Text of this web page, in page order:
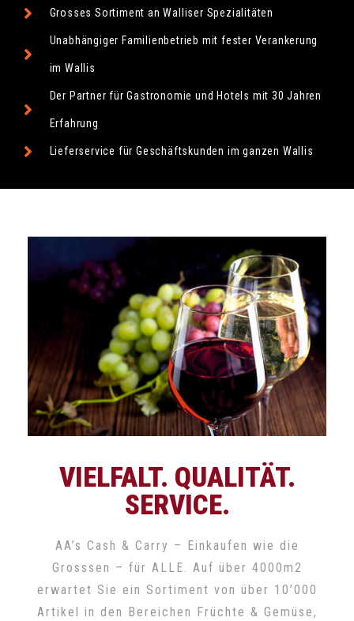
Grosses Sortiment an Walliser Spezialitäten
Unabhängiger Familienbetrieb mit fester Verankerung
im Wallis
Der Partner für Gastronomie und Hotels mit 30 Jahren
Erfahrung
Lieferservice für Geschäftskunden im ganzen Wallis
VIELFALT. QUALITÄT.
SERVICE.
AA’s Cash & Carry – Einkaufen wie die
Grosssen – für ALLE. Auf über 4000m2
erwartet Sie ein Sortiment von über 10’000
Artikel in den Bereichen Früchte & Gemüse,